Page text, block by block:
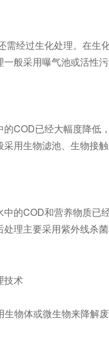
需经过生化处理。在生
般采用曝气池或活性污
已经大幅度降低
用生物滤池、生物接触
COD和营养物质已
理主要采用紫外线杀菌
技术
体或微生物来降解废